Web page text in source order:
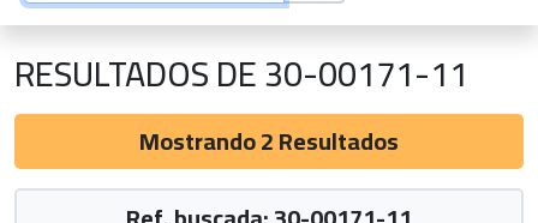
RESULTADOS DE 30-00171-11
Mostrando 2 Resultados